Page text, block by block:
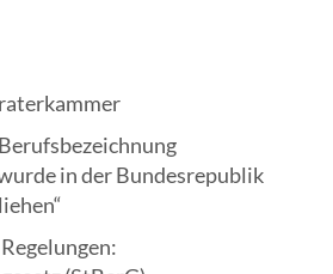
in der Bundesrepublik